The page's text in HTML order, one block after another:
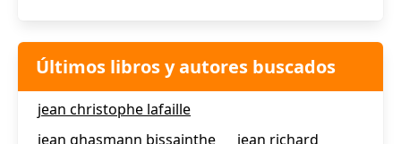
Últimos libros y autores buscados
jean christophe lafaille
jean ghasmann bissainthe
jean richard